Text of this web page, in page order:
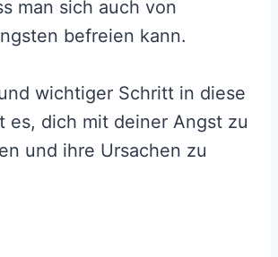
man sich auch von
befreien kann.
wichtiger Schritt in diese
es, dich mit deiner Angst zu
und ihre Ursachen zu